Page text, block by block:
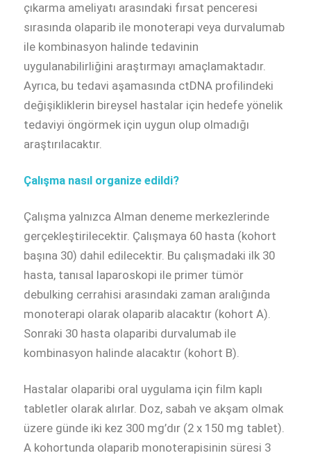
çıkarma ameliyatı arasındaki fırsat penceresi
sırasında olaparib ile monoterapi veya durvalumab
ile kombinasyon halinde tedavinin
uygulanabilirliğini araştırmayı amaçlamaktadır.
Ayrıca, bu tedavi aşamasında ctDNA profilindeki
değişikliklerin bireysel hastalar için hedefe yönelik
tedaviyi öngörmek için uygun olup olmadığı
araştırılacaktır.
Çalışma nasıl organize edildi?
Çalışma yalnızca Alman deneme merkezlerinde
gerçekleştirilecektir. Çalışmaya 60 hasta (kohort
başına 30) dahil edilecektir. Bu çalışmadaki ilk 30
hasta, tanısal laparoskopi ile primer tümör
debulking cerrahisi arasındaki zaman aralığında
monoterapi olarak olaparib alacaktır (kohort A).
Sonraki 30 hasta olaparibi durvalumab ile
kombinasyon halinde alacaktır (kohort B).
Hastalar olaparibi oral uygulama için film kaplı
tabletler olarak alırlar. Doz, sabah ve akşam olmak
üzere günde iki kez 300 mg’dır (2 x 150 mg tablet).
A kohortunda olaparib monoterapisinin süresi 3